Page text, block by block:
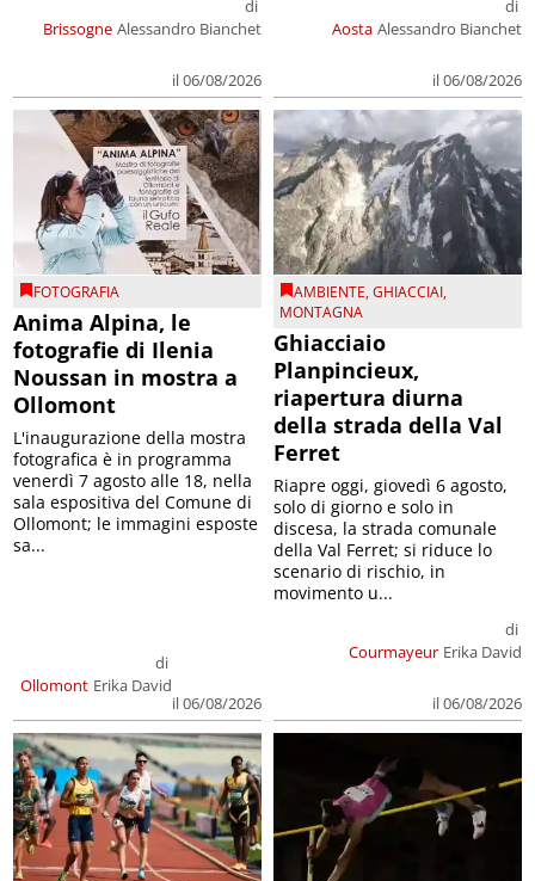
Brissogne
di
Alessandro Bianchet
il 06/08/2026
Aosta
di
Alessandro Bianchet
il 06/08/2026
FOTOGRAFIA
Anima Alpina, le
fotografie di Ilenia
Noussan in mostra a
Ollomont
Ollomont
di
Erika David
il 06/08/2026
L'inaugurazione della mostra
fotografica è in programma
venerdì 7 agosto alle 18, nella
sala espositiva del Comune di
Ollomont; le immagini esposte
sa...
AMBIENTE,GHIACCIAI,
MONTAGNA
Ghiacciaio
Planpincieux,
riapertura diurna
della strada della Val
Ferret
Courmayeur
di
Erika David
il 06/08/2026
Riapre oggi, giovedì 6 agosto,
solo di giorno e solo in
discesa, la strada comunale
della Val Ferret; si riduce lo
scenario di rischio, in
movimento u...